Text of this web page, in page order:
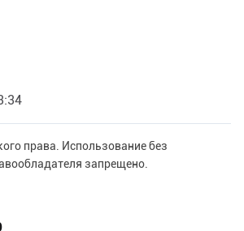
права. Использование без
запрещено.